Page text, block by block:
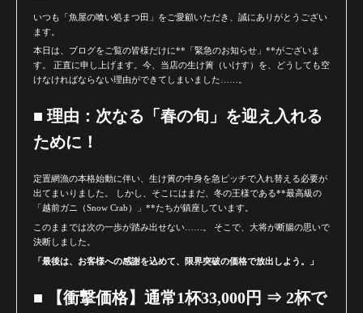
いつも「魚屋の喰い処まつ田」をご愛顧いただき、誠にありがとうござい
ます。
本日は、ブログをご覧の皆様だけに**「緊急のお知らせ」**がございま
す。 正直に申し上げます。今、当店の生け簀（いけす）を、どうしても空
けなければならない理由ができてしまいました……。
■ 理由：次なる「春の旬」を迎え入れる
ために！
定置網漁の本格始動に伴い、生け簀の中身を急ピッチで入れ替える必要が
出てまいりました。 しかし、そこにはまだ、冬の王様である**最高級の
「越前ガニ（Snow Crab）」**たちが鎮座しています。
このままでは次の一歩が踏み出せない……。 そこで、大将が断腸の思いで
決断しました。
「最後は、お客様への感謝を込めて、限界突破の価格で放出しよう。」
■ 【衝撃価格】通常1杯33,000円 ⇒ 2杯で